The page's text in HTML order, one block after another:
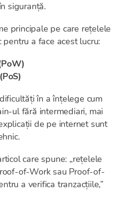
siguranță.
principale pe care rețelele
a face acest lucru:
în a înțelege cum
ul fără intermediari, mai
de pe internet sunt
care spune: „rețelele
of-Work sau Proof-of-
a verifica tranzacțiile,”